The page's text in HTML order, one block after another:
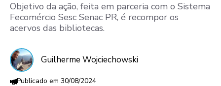
Objetivo da ação, feita em parceria com o Sistema
Fecomércio Sesc Senac PR, é recompor os
acervos das bibliotecas.
Guilherme Wojciechowski
30/08/2024